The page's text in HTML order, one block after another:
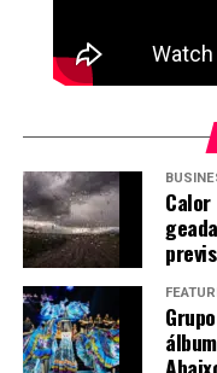
vida teve um custo
“Abri
coisa”,
perto da
minha
busca da
sonhos.”